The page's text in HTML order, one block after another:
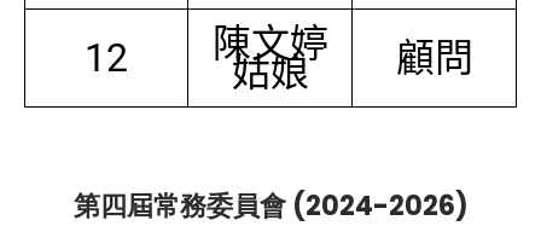
12 陳文婷
姑娘 顧問
第四屆常務委員會 (2024-2026)